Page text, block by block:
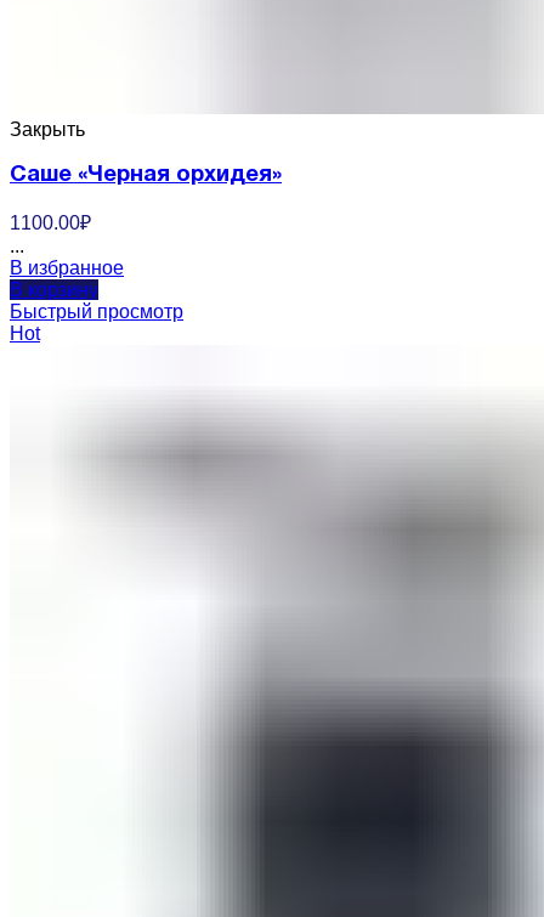
Закрыть
Саше «Черная орхидея»
1100.00₽
...
В избранное
В корзину
Быстрый просмотр
Hot